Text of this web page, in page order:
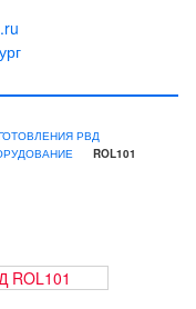
РВД
ROL101